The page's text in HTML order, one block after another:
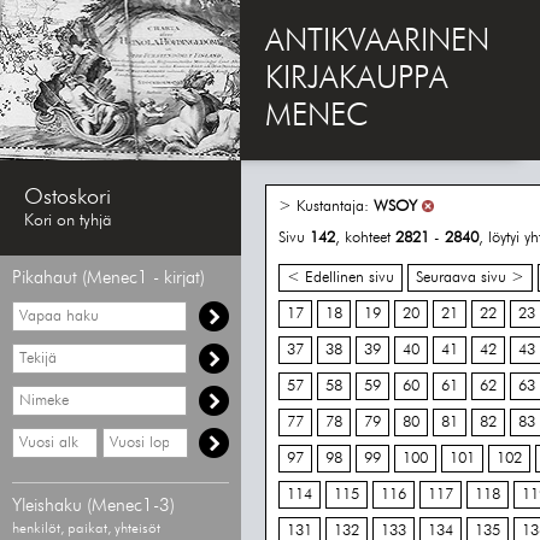
ANTIKVAARINEN
KIRJAKAUPPA
MENEC
Ostoskori
Kori on tyhjä
Pikahaut (Menec1 - kirjat)
Vapaa
haku
Hae
tekijää
Hae
nimekettä
Hae
vähimmäisvuosi
Hae
enimmäisvuosi
Yleishaku (Menec1-3)
henkilöt, paikat, yhteisöt
> Kustantaja: WSOY
Sivu 142, kohteet 2821 - 2840, löytyi
< Edellinen sivu Seuraava sivu >
17 18 19 20 21 22 23
37 38 39 40 41 42 43
57 58 59 60 61 62 63
77 78 79 80 81 82 83
97 98 99 100 101 102
114 115 116 117 118
131 132 133 134 135